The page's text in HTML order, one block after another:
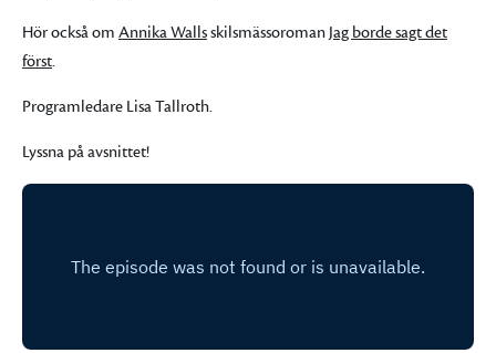
Hör också om Annika WallsskilsmässoromanJag borde sagt det
först.
Programledare Lisa Tallroth.
Lyssna på avsnittet!